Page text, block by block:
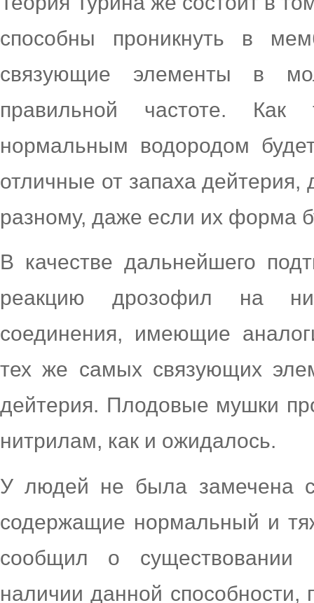
способны проникнуть в
связующие элементы в
правильной частоте.
нормальным водородом
отличные от запаха дейтерия,
разному, даже если их форма
В качестве дальнейшего
реакцию дрозофил на
соединения, имеющие
тех же самых связующих
дейтерия. Плодовые мушки
нитрилам, как и ожидалось.
У людей не была замечена
содержащие нормальный и
сообщил о существовании
наличии данной способности,